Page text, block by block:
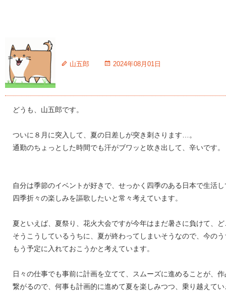
山五郎 2024年08月01日
どうも、山五郎です。
ついに８月に突入して、夏の日差しが突き刺さります…。
通勤のちょっとした時間でも汗がブワッと吹き出して、辛いです。
自分は季節のイベントが好きで、せっかく四季のある日本で生活
四季折々の楽しみを謳歌したいと常々考えています。
夏といえば、夏祭り、花火大会ですが今年はまだ暑さに負けて、
そうこうしているうちに、夏が終わってしまいそうなので、今の
もう予定に入れておこうかと考えています。
日々の仕事でも事前に計画を立てて、スムーズに進めることが、
繋がるので、何事も計画的に進めて夏を楽しみつつ、乗り越えて